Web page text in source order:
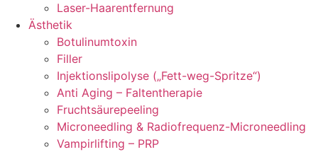
Laser-Haarentfernung
Ästhetik
Botulinumtoxin
Filler
Injektionslipolyse („Fett-weg-Spritze“)
Anti Aging – Faltentherapie
Fruchtsäurepeeling
Microneedling & Radiofrequenz-Microneedling
Vampirlifting – PRP